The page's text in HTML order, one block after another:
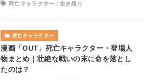
死亡キャラクター / 生き残り
死亡キャラクター
漫画「OUT」死亡キャラクター・登場人
物まとめ｜壮絶な戦いの末に命を落とし
たのは？